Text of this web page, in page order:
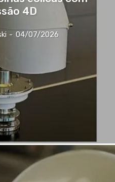
4D
- 04/07/2026